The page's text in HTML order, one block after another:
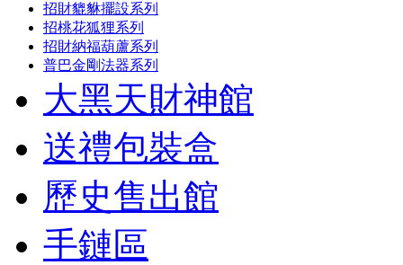
招財貔貅擺設系列
招桃花狐狸系列
招財納福葫蘆系列
普巴金剛法器系列
大黑天財神館
送禮包裝盒
歷史售出館
手鏈區